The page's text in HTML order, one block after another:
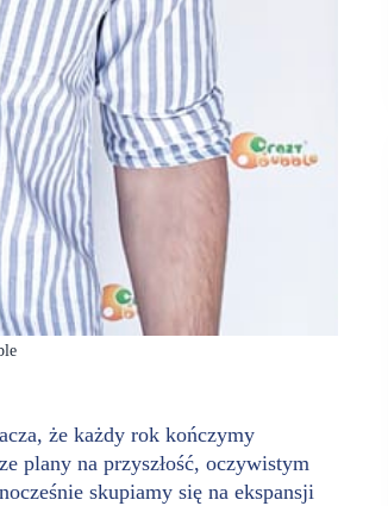
że każdy rok kończymy
plany na przyszłość, oczywistym
skupiamy się na ekspansji